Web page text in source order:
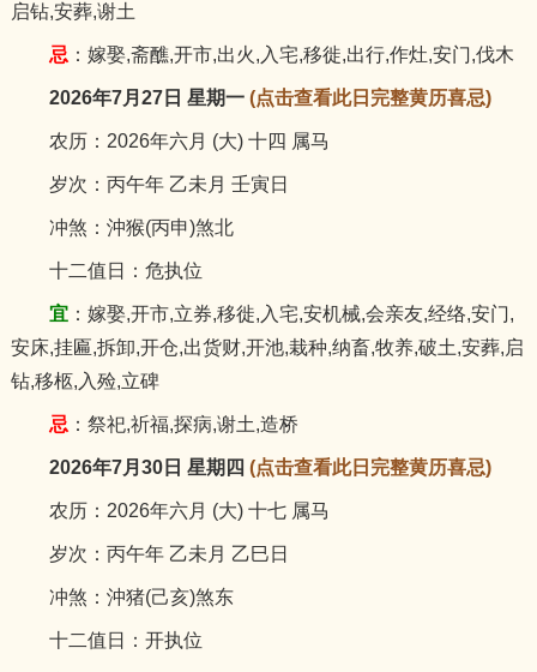
启钻,安葬,谢土
忌 ：嫁娶,斋醮,开市,出火,入宅,移徙,出行,作灶,安门,伐木
2026年7月27日 星期一 (点击查看此日完整黄历喜忌)
农历：2026年六月 (大) 十四 属马
岁次：丙午年 乙未月 壬寅日
冲煞：沖猴(丙申)煞北
十二值日：危执位
宜：嫁娶,开市,立券,移徙,入宅,安机械,会亲友,经络,安门,
安床,挂匾,拆卸,开仓,出货财,开池,栽种,纳畜,牧养,破土,安葬,启
钻,移柩,入殓,立碑
忌 ：祭祀,祈福,探病,谢土,造桥
2026年7月30日 星期四 (点击查看此日完整黄历喜忌)
农历：2026年六月 (大) 十七 属马
岁次：丙午年 乙未月 乙巳日
冲煞：沖猪(己亥)煞东
十二值日：开执位